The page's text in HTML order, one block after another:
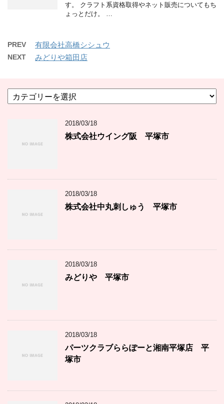
す。 クラフト系資格取得やネット販売についてもち
ょっとだけ。 …
PREV 有限会社高橋シシュウ
NEXT みどりや箱田店
テ
2018/03/18
株式会社ウイング阪 平塚市
2018/03/18
株式会社中丸刺しゅう 平塚市
2018/03/18
みどりや 平塚市
2018/03/18
パーツクラブららぽーと湘南平塚店 平
塚市